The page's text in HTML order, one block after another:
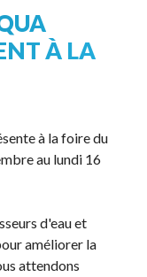
À LA
à la foire du
au lundi 16
d'eau et
améliorer la
attendons